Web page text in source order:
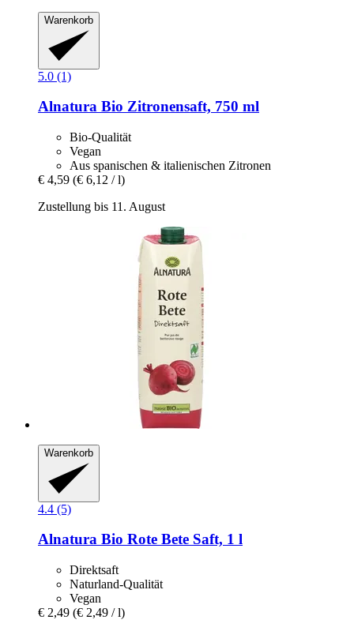
Warenkorb
5.0 (1)
Alnatura Bio Zitronensaft, 750 ml
Bio-Qualität
Vegan
Aus spanischen & italienischen Zitronen
€ 4,59 (€ 6,12 / l)
Zustellung bis 11. August
Warenkorb
4.4 (5)
Alnatura Bio Rote Bete Saft, 1 l
Direktsaft
Naturland-Qualität
Vegan
€ 2,49 (€ 2,49 / l)